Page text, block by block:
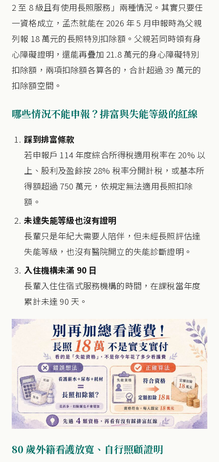
2 至 8 級且有使用長照服務」兩種情況。其實只要任
一資格成立，孟杰就能在 2026 年 5 月申報時為父親
列報 18 萬元的長照特別扣除額。父親若同時領有身
心障礙證明，還能再疊加 21.8 萬元的身心障礙特別
扣除額，兩項扣除額各算各的，合計超過 39 萬元的
扣除額空間。
哪些情況不能申報？排富與失能等級的紅線
踩到排富條款
若申報戶 114 年度綜合所得稅適用稅率在 20% 以
上、股利及盈餘按 28% 稅率分開計稅，或基本所
得額超過 750 萬元，依規定無法適用長照扣除
額。
未達失能等級也沒有證明
長輩只是年紀大需要人陪伴，但未經長照評估達
失能等級，也沒有醫院開立的失能診斷證明。
入住機構未滿 90 日
長輩入住住宿式服務機構的時間，在課稅當年度
累計未達 90 天。
80 歲外籍看護放寬、自行照顧證明